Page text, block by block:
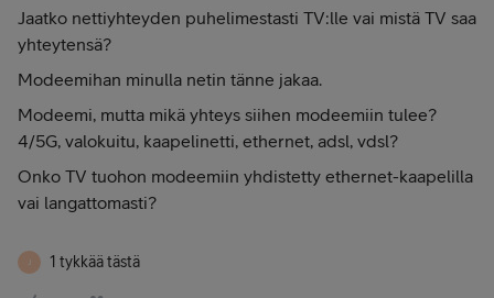
Jaatko nettiyhteyden puhelimestasti TV:lle vai mistä TV saa
yhteytensä?
Modeemihan minulla netin tänne jakaa.
Modeemi, mutta mikä yhteys siihen modeemiin tulee?
4/5G, valokuitu, kaapelinetti, ethernet, adsl, vdsl?
Onko TV tuohon modeemiin yhdistetty ethernet-kaapelilla
vai langattomasti?
J 1 tykkää tästä